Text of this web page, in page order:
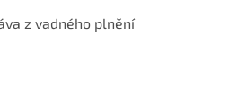
z vadného plnění